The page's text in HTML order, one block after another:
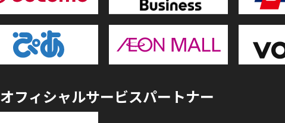
オフィシャルサービスパートナー